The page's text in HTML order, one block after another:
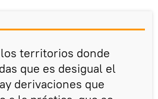
territorios donde
que es desigual el
derivaciones que